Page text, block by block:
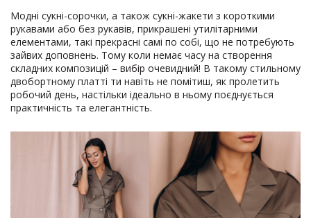
Модні сукні-сорочки, а також сукні-жакети з короткими
рукавами або без рукавів, прикрашені утилітарними
елементами, такі прекрасні самі по собі, що не потребують
зайвих доповнень. Тому коли немає часу на створення
складних композицій – вибір очевидний! В такому стильному
двобортному платті ти навіть не помітиш, як пролетить
робочий день, настільки ідеально в ньому поєднується
практичність та елегантність.